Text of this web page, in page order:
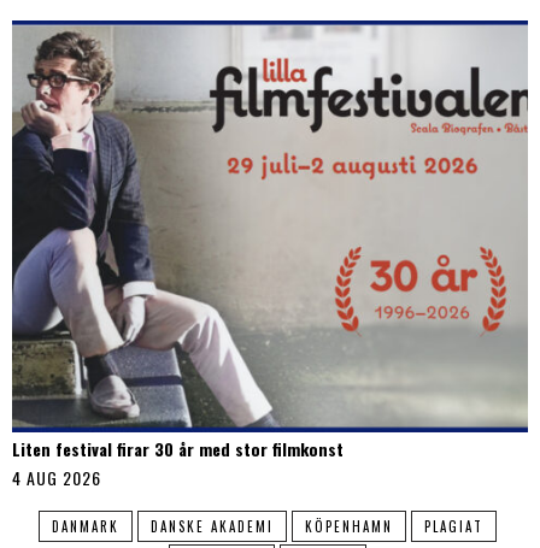
Liten festival firar 30 år med stor filmkonst
4 AUG 2026
DANMARK DANSKE AKADEMI KÖPENHAMN PLAGIAT